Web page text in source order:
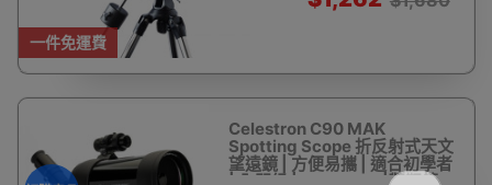
一件免運費
Celestron C90 MAK
Spotting Scope 折反射式天文
望遠鏡 | 方便易攜 | 適合初學者